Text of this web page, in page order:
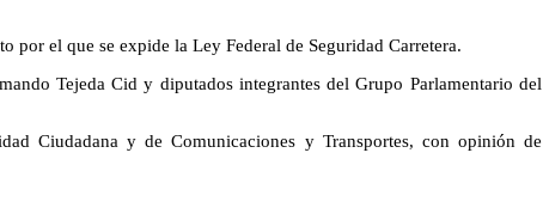
por el que se expide la Ley Federal de Seguridad Carretera.
Tejeda Cid y diputados integrantes del Grupo Parlamentario del
Ciudadana y de Comunicaciones y Transportes, con opinión de